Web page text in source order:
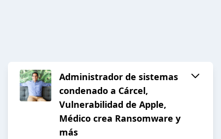
Administrador de sistemas
condenado a Cárcel,
Vulnerabilidad de Apple,
Médico crea Ransomware y
más